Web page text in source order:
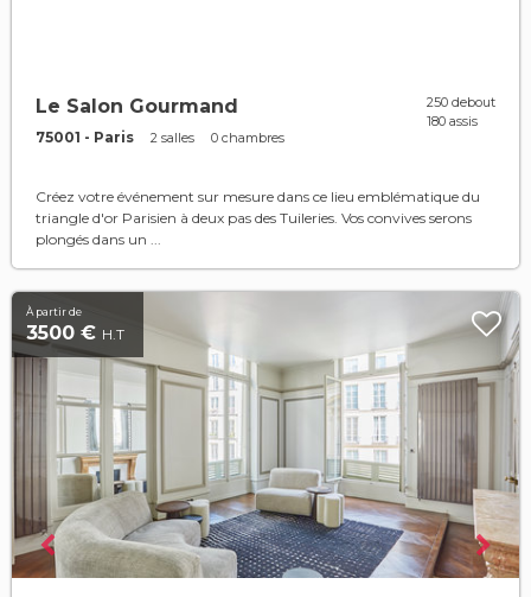
Le Salon Gourmand
75001 - Paris 2 salles 0 chambres
250 debout
180 assis
Créez votre événement sur mesure dans ce lieu emblématique du
triangle d'or Parisien à deux pas des Tuileries. Vos convives serons
plongés dans un ...
À partir de
3500 € H.T